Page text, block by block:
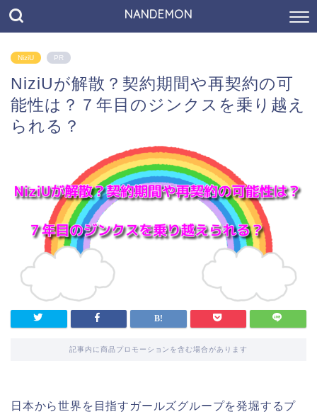
NANDEMON
NiziU PR
NiziUが解散？契約期間や再契約の可
能性は？７年目のジンクスを乗り越え
られる？
記事内に商品プロモーションを含む場合があります
日本から世界を目指すガールズグループを発堀するプ